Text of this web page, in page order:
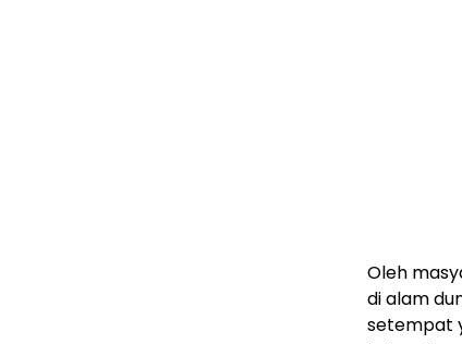
Oleh
di alam
setempat